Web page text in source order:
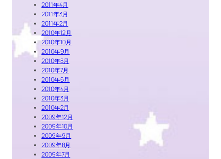
2011年4月
2011年3月
2011年2月
2010年12月
2010年10月
2010年9月
2010年8月
2010年7月
2010年6月
2010年4月
2010年3月
2010年2月
2009年12月
2009年10月
2009年9月
2009年8月
2009年7月